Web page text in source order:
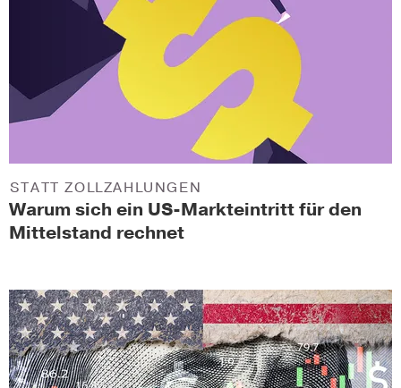
Warum sich ein US-Markteintritt für den
Mittelstand rechnet
STATT ZOLLZAHLUNGEN